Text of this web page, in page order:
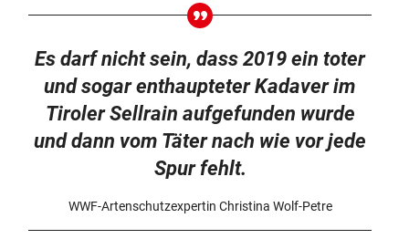
Es darf nicht sein, dass 2019 ein toter
und sogar enthaupteter Kadaver im
Tiroler Sellrain aufgefunden wurde
und dann vom Täter nach wie vor jede
Spur fehlt.
WWF-Artenschutzexpertin Christina Wolf-Petre